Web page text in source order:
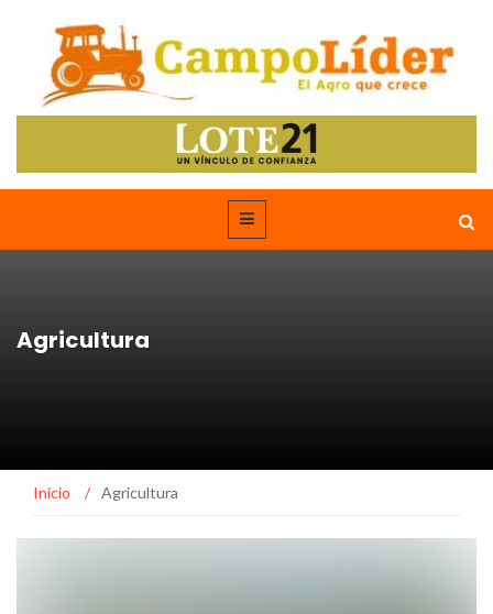
Agricultura
Inicio / Agricultura